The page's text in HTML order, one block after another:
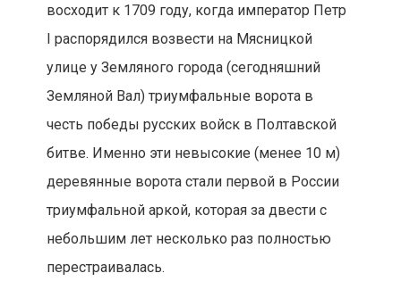
восходит к 1709 году, когда император Петр
I распорядился возвести на Мясницкой
улице у Земляного города (сегодняшний
Земляной Вал) триумфальные ворота в
честь победы русских войск в Полтавской
битве. Именно эти невысокие (менее 10 м)
деревянные ворота стали первой в России
триумфальной аркой, которая за двести с
небольшим лет несколько раз полностью
перестраивалась.